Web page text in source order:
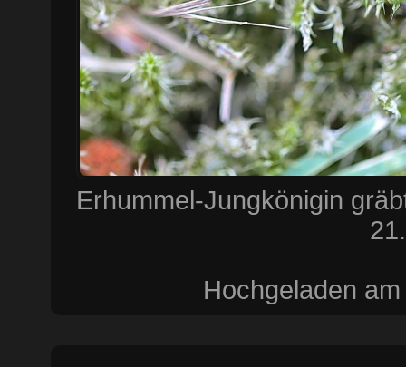
Erhummel-Jungkönigin
Hochgeladen